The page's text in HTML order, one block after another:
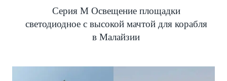
Серия M Освещение площадки
светодиодное с высокой мачтой для корабля
в Малайзии